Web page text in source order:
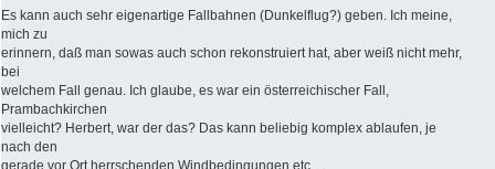
Es kann auch sehr eigenartige Fallbahnen (Dunkelflug?) geben. Ich meine,
mich zu
erinnern, daß man sowas auch schon rekonstruiert hat, aber weiß nicht mehr,
bei
welchem Fall genau. Ich glaube, es war ein österreichischer Fall,
Prambachkirchen
vielleicht? Herbert, war der das? Das kann beliebig komplex ablaufen, je
nach den
gerade vor Ort herrschenden Windbedingungen etc....